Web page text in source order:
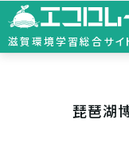
滋賀環境学習総合サイ
琵琶湖